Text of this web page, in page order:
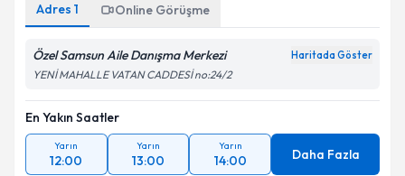
Adres 1 Online Görüşme
Özel Samsun Aile Danışma Merkezi Haritada Göster
YENİ MAHALLE VATAN CADDESİ no:24/2
En Yakın Saatler
Yarın
12:00
Yarın
13:00
Yarın
14:00 Daha Fazla